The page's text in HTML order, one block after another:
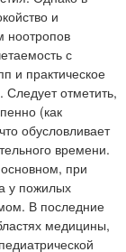
и
ноотропов
с
и практическое
Следует отметить,
(как
обусловливает
времени.
при
у пожилых
В последние
медицины,